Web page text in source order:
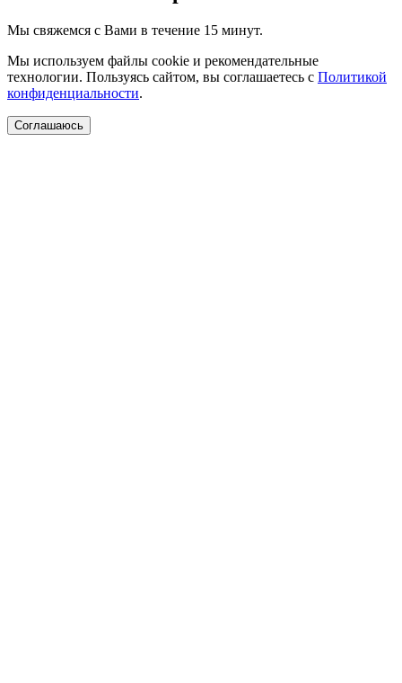
Мы свяжемся с Вами в течение 15 минут.
Мы используем файлы cookie и рекомендательные
технологии. Пользуясь сайтом, вы соглашаетесь с Политикой
конфиденциальности.
Соглашаюсь